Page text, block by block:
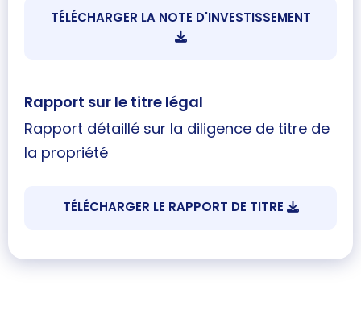
TÉLÉCHARGER LA NOTE D'INVESTISSEMENT
Rapport sur le titre légal
Rapport détaillé sur la diligence de titre de
la propriété
TÉLÉCHARGER LE RAPPORT DE TITRE